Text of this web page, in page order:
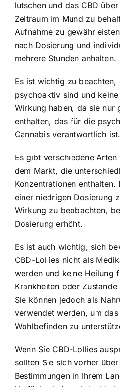
lutschen und das CBD
Zeitraum im Mund zu
Aufnahme zu
nach Dosierung und
mehrere Stunden anhalten.
Es ist wichtig zu beachten,
psychoaktiv sind und
Wirkung haben, da sie nur
enthalten, das für die
Cannabis verantwortlich ist.
Es gibt verschiedene
dem Markt, die
Konzentrationen enthalten.
einer niedrigen Dosierung
Wirkung zu beobachten,
Dosierung erhöht.
Es ist auch wichtig, sich
CBD-Lollies nicht als
werden und keine Heilung
Krankheiten oder
Sie können jedoch als
verwendet werden, um das
Wohlbefinden zu
Wenn Sie CBD-Lollies
sollten Sie sich vorher
Bestimmungen in Ihrem